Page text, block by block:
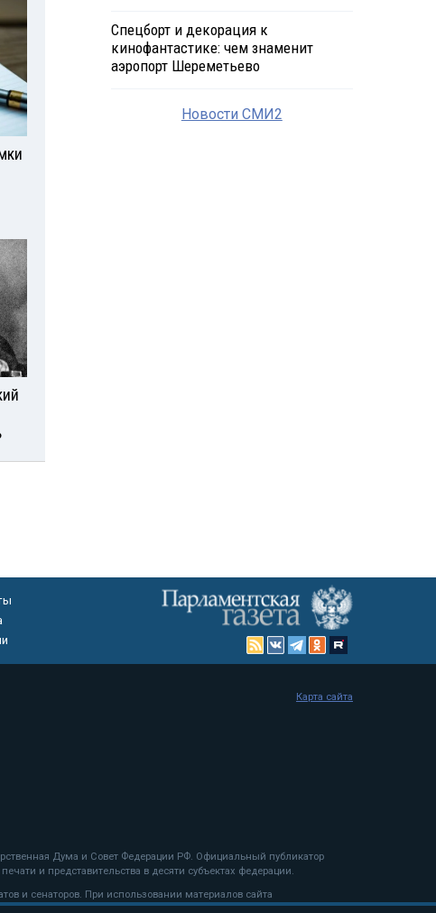
Спецборт и декорация к
кинофантастике: чем знаменит
аэропорт Шереметьево
Новости СМИ2
Дума и Совет Федерации РФ. Официальный публикатор
и представительства в десяти субъектах федерации.
и сенаторов. При использовании материалов сайта
Карта сайта